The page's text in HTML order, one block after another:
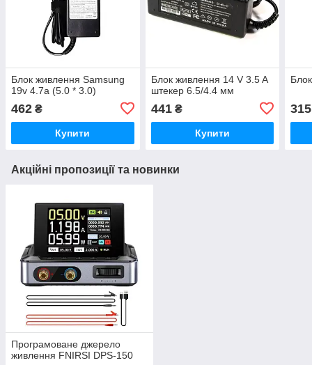
Блок живлення Samsung
19v 4.7a (5.0 * 3.0)
462 ₴
Купити
Блок живлення 14 V 3.5 A
штекер 6.5/4.4 мм
441₴
Купити
315
Акційні пропозиції та новинки
Програмоване джерело
живлення FNIRSI DPS-150